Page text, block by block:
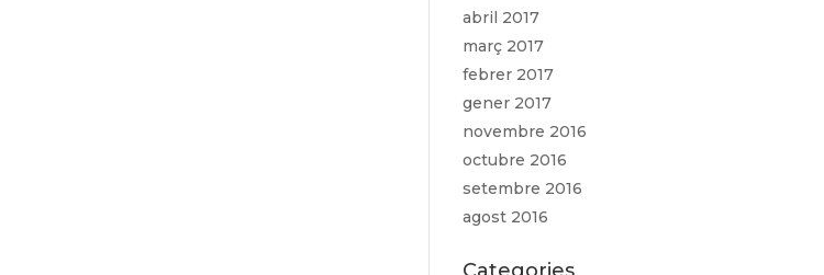
abril 2017
març 2017
febrer 2017
gener 2017
novembre 2016
octubre 2016
setembre 2016
agost 2016